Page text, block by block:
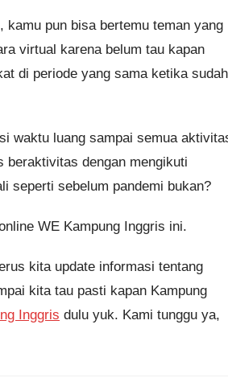
kamu pun bisa bertemu teman yang
virtual karena belum tau kapan
di periode yang sama ketika sudah
waktu luang sampai semua
beraktivitas dengan mengikuti
seperti sebelum pandemi bukan?
WE Kampung Inggris ini.
kita update informasi tentang
kita tau pasti kapan Kampung
Inggris dulu yuk. Kami tunggu ya,